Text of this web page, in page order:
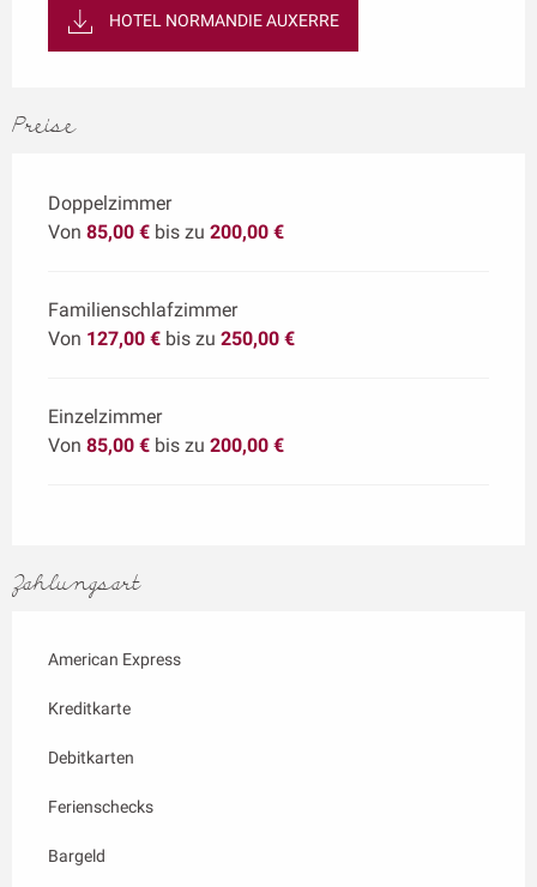
HOTEL NORMANDIE AUXERRE
Preise
Doppelzimmer
Von 85,00 € bis zu 200,00 €
Familienschlafzimmer
Von 127,00 € bis zu 250,00 €
Einzelzimmer
Von 85,00 € bis zu 200,00 €
Zahlungsart
American Express
Kreditkarte
Debitkarten
Ferienschecks
Bargeld